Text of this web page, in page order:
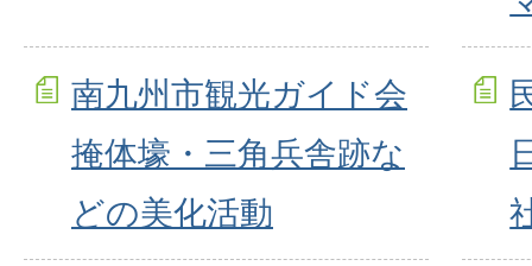
南九州市観光ガイド会
掩体壕・三角兵舎跡な
どの美化活動